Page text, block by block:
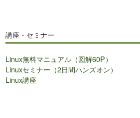
講座・セミナー
Linux無料マニュアル（図解60P）
Linuxセミナー（2日間ハンズオン）
Linux講座